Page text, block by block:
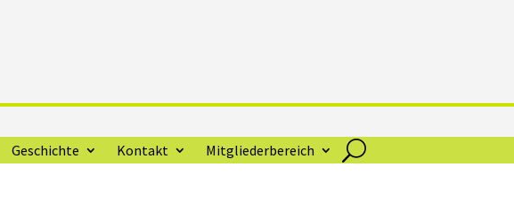
Geschichte Kontakt Mitgliederbereich